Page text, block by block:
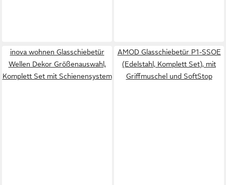
inova wohnen Glasschiebetür
Wellen Dekor Größenauswahl,
Komplett Set mit Schienensystem
AMOD Glasschiebetür P1-SSOE
(Edelstahl, Komplett Set), mit
Griffmuschel und SoftStop